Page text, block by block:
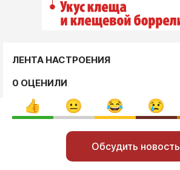
ЛЕНТА НАСТРОЕНИЯ
0 ОЦЕНИЛИ
Обсудить новость